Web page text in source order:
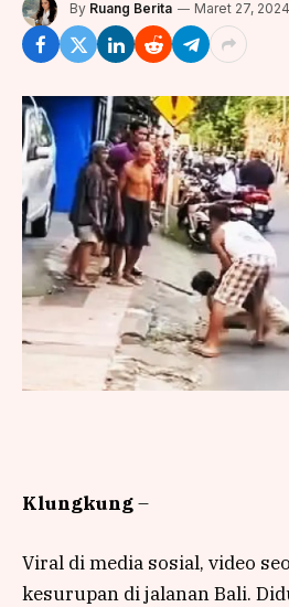
By Ruang Berita Maret 27, 2024
Klungkung–
Viral di media sosial, video
kesurupan di jalanan Bali.